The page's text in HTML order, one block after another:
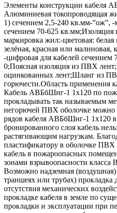
Элементы конструкции кабеля
Алюминиевая токопроводящая
1) сечением 2,5-240 кв.мм-”ож”, -
сечением 70-625 кв.мм;Изоляция
маркировка жил:-цветовая:
зелёная, красная или малиновая,
-цифровая для кабелей
0;Поясная изоляция из ПВХ
оцинкованных лент;Шланг из
горючести.Область применения
Кабель АВБбШнг-1 1х120 по
прокладывать так называемым
негорючей ПВХ оболочке можно
рядов кабеля АВБбШнг-1 1х120 в
бронированного слоя кабель
растягивающим нагрузкам.
пластификатору в оболочке ПВХ
кабель в пожароопасных
зонами взрывоопасности
Возможно надземная
траншеях или трубах) прокладка
отсутствия механических
прокладке кабеля в земле по
прокладки и эксплуатации при